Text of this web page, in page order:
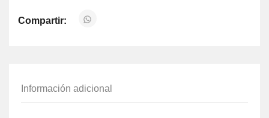
Compartir:
Información adicional